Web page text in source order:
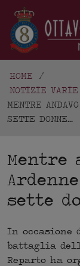
HOME
/
NOTIZIE VARIE
MENTRE
SETTE DONNE...
Mentre
sette
In occasione
battaglia
Reparto ha